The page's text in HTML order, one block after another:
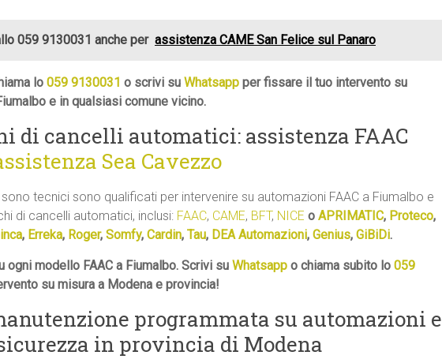
059 9130031 anche per assistenza CAME San Felice sul Panaro
lo 059 9130031 o scrivi su Whatsapp per fissare il tuo intervento su
e in qualsiasi comune vicino.
di cancelli automatici: assistenza FAAC
Sea Cavezzo
tecnici sono qualificati per intervenire su automazioni FAAC a Fiumalbo e
di cancelli automatici, inclusi: FAAC, CAME, BFT, NICE o APRIMATIC, Proteco,
, Erreka, Roger, Somfy, Cardin, Tau, DEA Automazioni, Genius, GiBiDi.
modello FAAC a Fiumalbo. Scrivi su Whatsapp o chiama subito lo 059
su misura a Modena e provincia!
programmata su automazioni e
in provincia di Modena